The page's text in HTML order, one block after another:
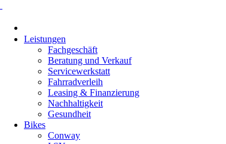
überspringen
Leistungen
Fachgeschäft
Beratung und Verkauf
Servicewerkstatt
Fahrradverleih
Leasing & Finanzierung
Nachhaltigkeit
Gesundheit
Bikes
Conway